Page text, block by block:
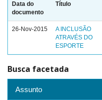
Data do
documento
Título
26-Nov-2015
A INCLUSÃO
ATRAVÉS DO
ESPORTE
Busca facetada
Assunto